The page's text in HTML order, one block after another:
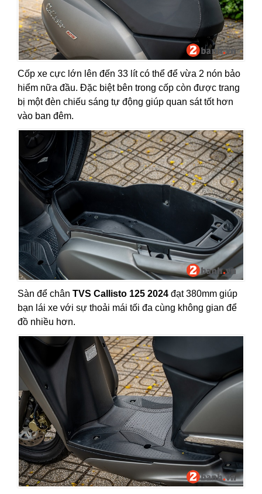
Cốp xe cực lớn lên đến 33 lít có thể để vừa 2 nón bảo
hiểm nữa đầu. Đặc biệt bên trong cốp còn được trang
bị một đèn chiếu sáng tự động giúp quan sát tốt hơn
vào ban đêm.
Sàn để chân TVS Callisto 125 2024 đạt 380mm giúp
bạn lái xe với sự thoải mái tối đa cùng không gian để
đồ nhiều hơn.